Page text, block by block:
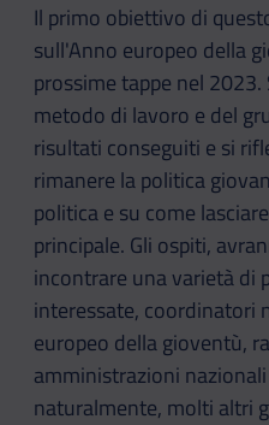
Il primo obiettivo di
sull'Anno europeo della
prossime tappe nel
metodo di lavoro e del
risultati conseguiti e si
rimanere la politica
politica e su come
principale. Gli ospiti,
incontrare una varietà di
interessate, coordinatori
europeo della gioventù,
amministrazioni
naturalmente, molti altri